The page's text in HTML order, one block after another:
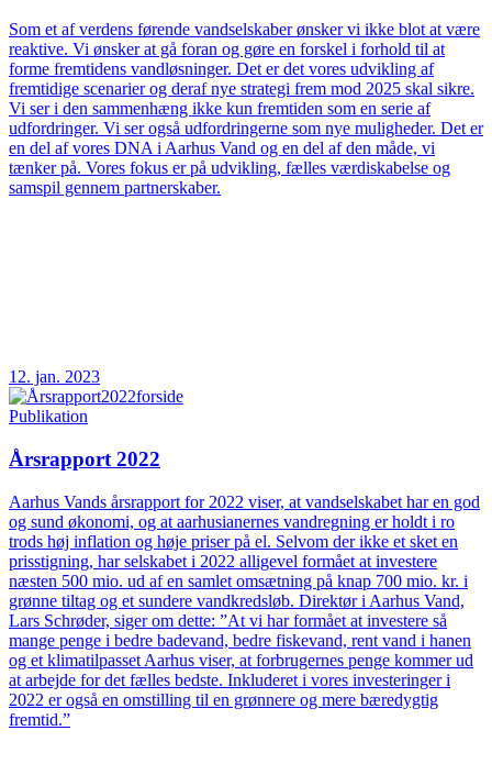
Som et af verdens førende vandselskaber ønsker vi ikke blot at være
reaktive. Vi ønsker at gå foran og gøre en forskel i forhold til at
forme fremtidens vandløsninger. Det er det vores udvikling af
fremtidige scenarier og deraf nye strategi frem mod 2025 skal sikre.
Vi ser i den sammenhæng ikke kun fremtiden som en serie af
udfordringer. Vi ser også udfordringerne som nye muligheder. Det er
en del af vores DNA i Aarhus Vand og en del af den måde, vi
tænker på. Vores fokus er på udvikling, fælles værdiskabelse og
samspil gennem partnerskaber.
12. jan. 2023
Publikation
Årsrapport 2022
Aarhus Vands årsrapport for 2022 viser, at vandselskabet har en god
og sund økonomi, og at aarhusianernes vandregning er holdt i ro
trods høj inflation og høje priser på el. Selvom der ikke et sket en
prisstigning, har selskabet i 2022 alligevel formået at investere
næsten 500 mio. ud af en samlet omsætning på knap 700 mio. kr. i
grønne tiltag og et sundere vandkredsløb. Direktør i Aarhus Vand,
Lars Schrøder, siger om dette: ”At vi har formået at investere så
mange penge i bedre badevand, bedre fiskevand, rent vand i hanen
og et klimatilpasset Aarhus viser, at forbrugernes penge kommer ud
at arbejde for det fælles bedste. Inkluderet i vores investeringer i
2022 er også en omstilling til en grønnere og mere bæredygtig
fremtid.”